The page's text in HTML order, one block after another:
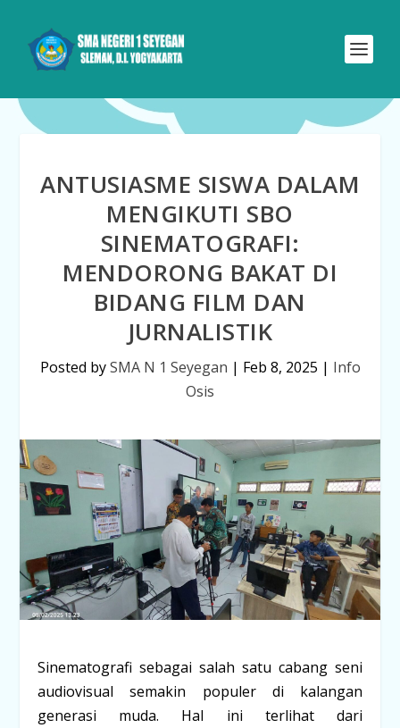
ANTUSIASME SISWA DALAM
MENGIKUTI SBO
SINEMATOGRAFI:
MENDORONG BAKAT DI
BIDANG FILM DAN
JURNALISTIK
Posted bySMA N 1 Seyegan | Feb 8, 2025 | Info
Osis
Sinematografi sebagai salah satu cabang seni
audiovisual semakin populer di kalangan
generasi muda. Hal ini terlihat dari